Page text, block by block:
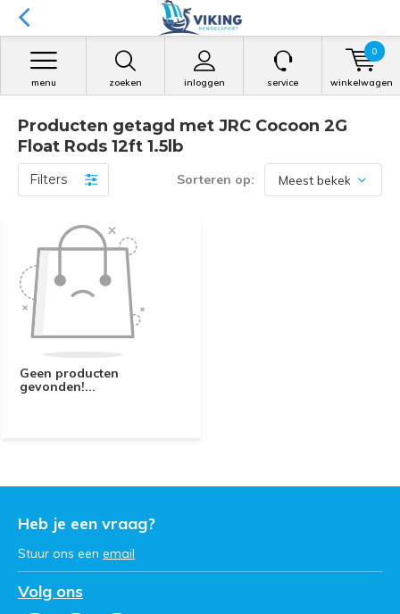
zoeken inloggen
menu service winkelwagen
0
Producten getagd met JRC Cocoon 2G
Float Rods 12ft 1.5lb
Filters Sorteren op:
Geen producten
gevonden!...
Heb je een vraag?
Stuur ons een email
Volg ons